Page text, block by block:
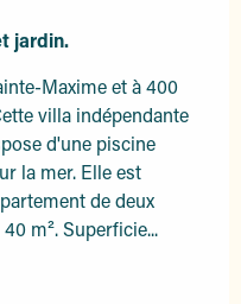
jardin.
Maxime et à 400
villa indépendante
d'une piscine
la mer. Elle est
de deux
m². Superficie...